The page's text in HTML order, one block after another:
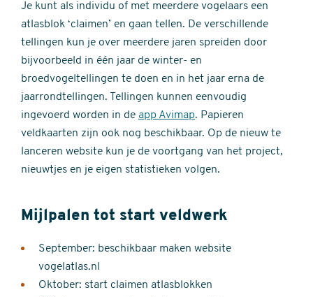
Je kunt als individu of met meerdere vogelaars een
atlasblok ‘claimen’ en gaan tellen. De verschillende
tellingen kun je over meerdere jaren spreiden door
bijvoorbeeld in één jaar de winter- en
broedvogeltellingen te doen en in het jaar erna de
jaarrondtellingen. Tellingen kunnen eenvoudig
ingevoerd worden in de app Avimap. Papieren
veldkaarten zijn ook nog beschikbaar. Op de nieuw te
lanceren website kun je de voortgang van het project,
nieuwtjes en je eigen statistieken volgen.
Mijlpalen tot start veldwerk
September: beschikbaar maken website
vogelatlas.nl
Oktober: start claimen atlasblokken